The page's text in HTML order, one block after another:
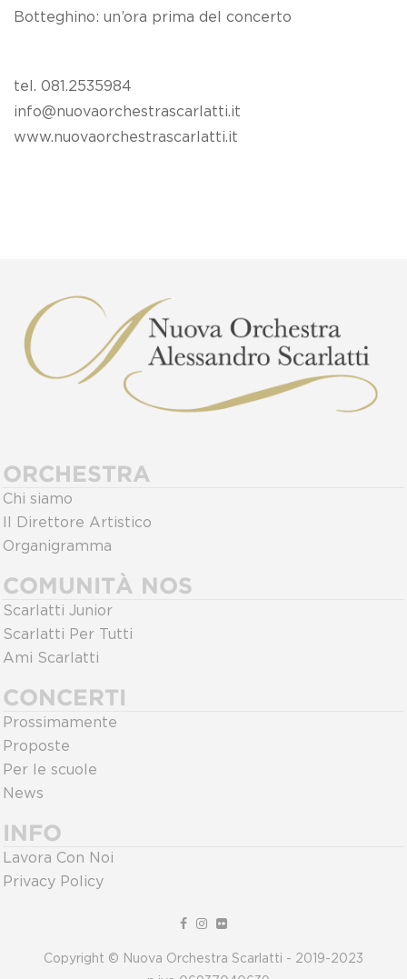
Botteghino: un’ora prima del concerto
tel. 081.2535984
info@nuovaorchestrascarlatti.it
www.nuovaorchestrascarlatti.it
ORCHESTRA
Chi siamo
Il Direttore Artistico
Organigramma
COMUNITÀ NOS
Scarlatti Junior
Scarlatti Per Tutti
Ami Scarlatti
CONCERTI
Prossimamente
Proposte
Per le scuole
News
INFO
Lavora Con Noi
Privacy Policy
Copyright © Nuova Orchestra Scarlatti - 2019-2023